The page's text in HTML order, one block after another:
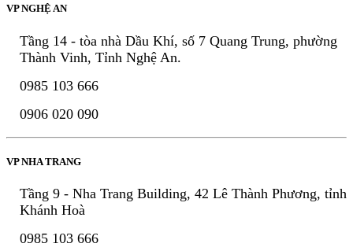
VP NGHỆ AN
Tầng 14 - tòa nhà Dầu Khí, số 7 Quang Trung, phường
Thành Vinh, Tỉnh Nghệ An.
0985 103 666
0906 020 090
VP NHA TRANG
Tầng 9 - Nha Trang Building, 42 Lê Thành Phương, tỉnh
Khánh Hoà
0985 103 666